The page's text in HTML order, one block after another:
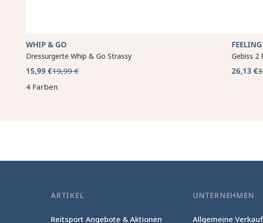
WHIP & GO
Dressurgerte Whip & Go Strassy
15,99 €19,99 €
4 Farben
FEELING
Gebiss 2
26,13 €
ARTIKEL
Reitsport Angebote & Aktionen
UNTERNEHMEN
Allgemeine